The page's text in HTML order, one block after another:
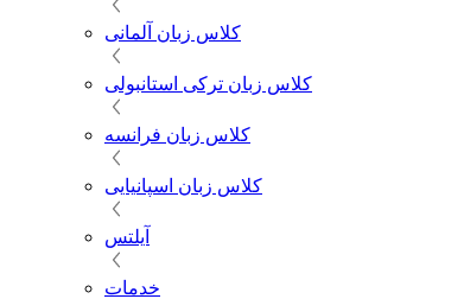
کلاس زبان آلمانی
کلاس زبان ترکی استانبولی
کلاس زبان فرانسه
کلاس زبان اسپانیایی
آیلتس
خدمات